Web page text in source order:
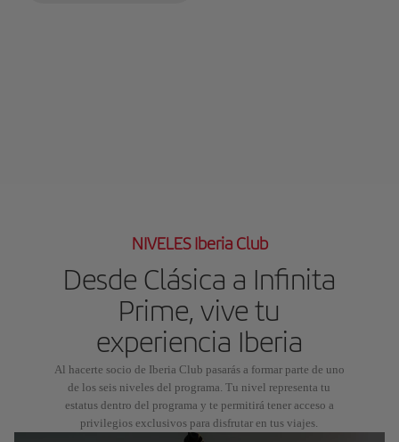
NIVELES Iberia Club
Desde Clásica a Infinita
Prime, vive tu
experiencia Iberia
Al hacerte socio de Iberia Club pasarás a formar parte de uno
de los seis niveles del programa. Tu nivel representa tu
estatus dentro del programa y te permitirá tener acceso a
privilegios exclusivos para disfrutar en tus viajes.